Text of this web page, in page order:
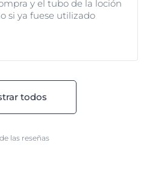
y el tubo de la loción
si ya fuese utilizado
todos
las reseñas